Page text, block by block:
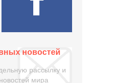
новостей
рассылку и
мира